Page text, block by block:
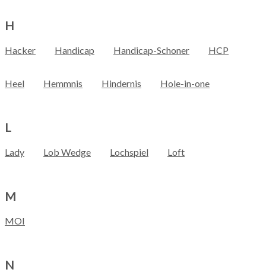
H
Hacker Handicap Handicap-Schoner HCP
Heel Hemmnis Hindernis Hole-in-one
L
Lady Lob Wedge Lochspiel Loft
M
MOI
N